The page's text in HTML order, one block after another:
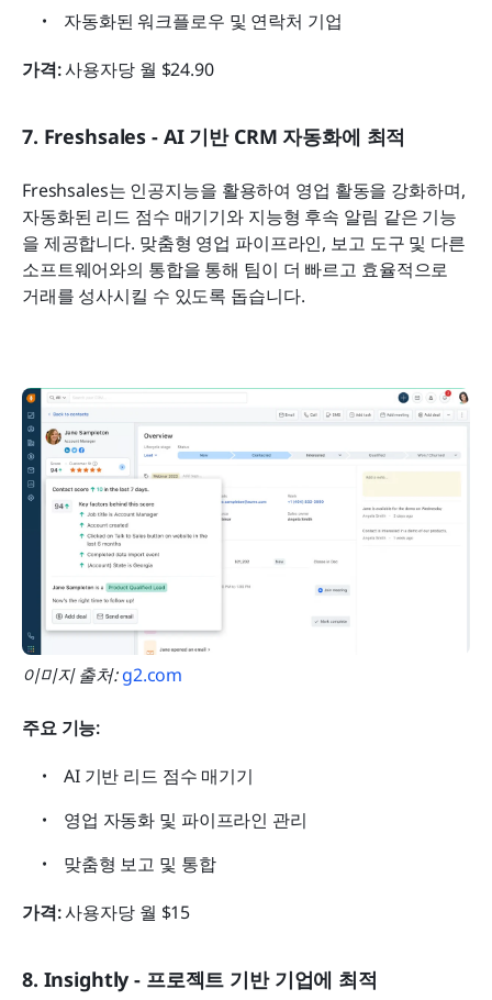
자동화된 워크플로우 및 연락처 기업
가격: 사용자당 월 $24.90
7. Freshsales - AI 기반 CRM 자동화에 최적
Freshsales는 인공지능을 활용하여 영업 활동을 강화하며,
자동화된 리드 점수 매기기와 지능형 후속 알림 같은 기능
을 제공합니다. 맞춤형 영업 파이프라인, 보고 도구 및 다른
소프트웨어와의 통합을 통해 팀이 더 빠르고 효율적으로
거래를 성사시킬 수 있도록 돕습니다.
이미지 출처: g2.com
주요 기능:
AI 기반 리드 점수 매기기
영업 자동화 및 파이프라인 관리
맞춤형 보고 및 통합
가격: 사용자당 월 $15
8. Insightly - 프로젝트 기반 기업에 최적